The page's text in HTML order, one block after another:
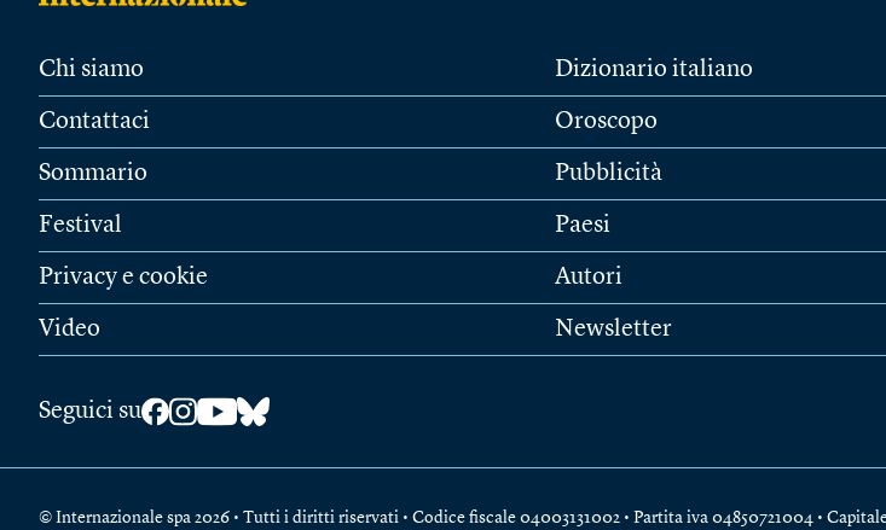
Chi siamo
Contattaci
Sommario
Festival
Privacy e cookie
Video
Dizionario italiano
Oroscopo
Pubblicità
Paesi
Autori
Newsletter
Seguici su
© Internazionale spa 2026 • Tutti i diritti riservati • Codice fiscale 04003131002 • Partita iva 04850721004 •